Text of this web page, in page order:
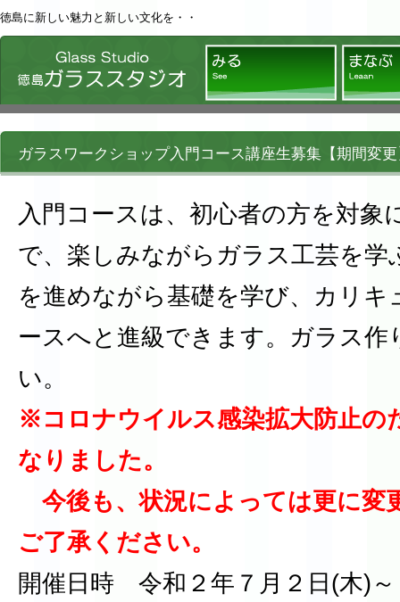
徳島に新しい魅力と新しい文化を・・
徳島ガラススタジオ
みる
ガラスワークショップ入門コース講座生募集【期間変
入門コースは、初心者の方を対象
で、楽しみながらガラス工芸を学
を進めながら基礎を学び、カリキ
ースへと進級できます。ガラス作
い。
※コロナウイルス感染拡大防止の
なりました。
今後も、状況によっては更に変
ご了承ください。
開催日時 令和２年７月２日(木)～